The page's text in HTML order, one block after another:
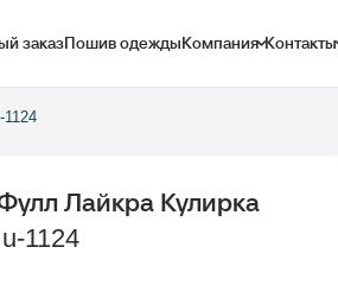
заказПошив одеждыКомпания Контакты
Лайкра Кулирка
1124